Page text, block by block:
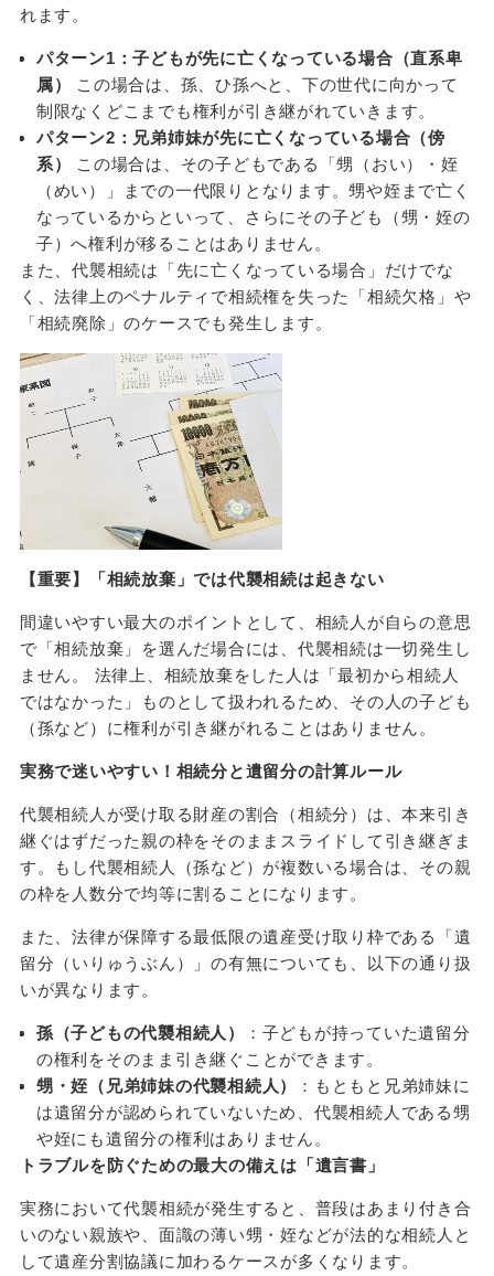
れます。
パターン1：子どもが先に亡くなっている場合（直系卑
属）
この場合は、孫、ひ孫へと、下の世代に向かって
制限なくどこまでも権利が引き継がれていきます。
パターン2：兄弟姉妹が先に亡くなっている場合（傍
系）
この場合は、その子どもである「甥（おい）・姪
（めい）」までの一代限りとなります。甥や姪まで亡く
なっているからといって、さらにその子ども（甥・姪の
子）へ権利が移ることはありません。
また、代襲相続は「先に亡くなっている場合」だけでな
く、法律上のペナルティで相続権を失った「相続欠格」や
「相続廃除」のケースでも発生します。
【重要】「相続放棄」では代襲相続は起きない
間違いやすい最大のポイントとして、相続人が自らの意思
で「相続放棄」を選んだ場合には、代襲相続は一切発生し
ません。 法律上、相続放棄をした人は「最初から相続人
ではなかった」ものとして扱われるため、その人の子ども
（孫など）に権利が引き継がれることはありません。
実務で迷いやすい！相続分と遺留分の計算ルール
代襲相続人が受け取る財産の割合（相続分）は、本来引き
継ぐはずだった親の枠をそのままスライドして引き継ぎま
す。もし代襲相続人（孫など）が複数いる場合は、その親
の枠を人数分で均等に割ることになります。
また、法律が保障する最低限の遺産受け取り枠である「遺
留分（いりゅうぶん）」の有無についても、以下の通り扱
いが異なります。
孫（子どもの代襲相続人）
：子どもが持っていた遺留分
の権利をそのまま引き継ぐことができます。
甥・姪（兄弟姉妹の代襲相続人）
：もともと兄弟姉妹に
は遺留分が認められていないため、代襲相続人である甥
や姪にも遺留分の権利はありません。
トラブルを防ぐための最大の備えは「遺言書」
実務において代襲相続が発生すると、普段はあまり付き合
いのない親族や、面識の薄い甥・姪などが法的な相続人と
して遺産分割協議に加わるケースが多くなります。